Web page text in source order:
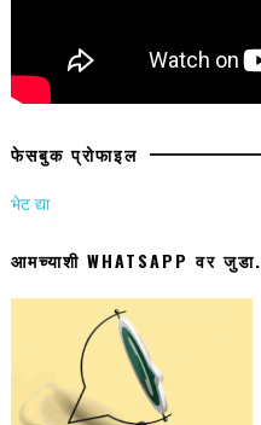
फेसबुक प्रोफाइल
भेट द्या
आमच्याशी WHATSAPP वर जुडा.